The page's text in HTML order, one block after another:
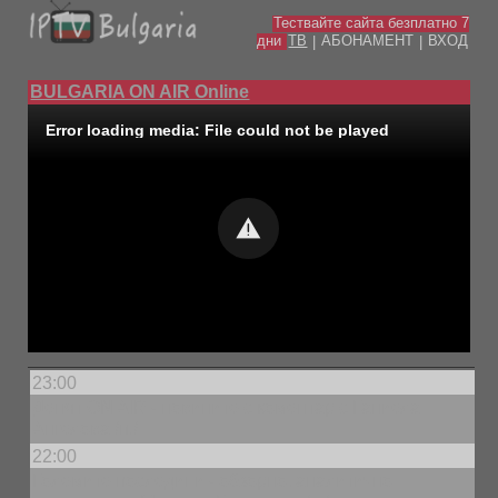
Тествайте сайта безплатно 7
дни ТВ АБОНАМЕНТ ВХОД
BULGARIA ON AIR Online
Error loading media: File could not be played
23:00
22:00